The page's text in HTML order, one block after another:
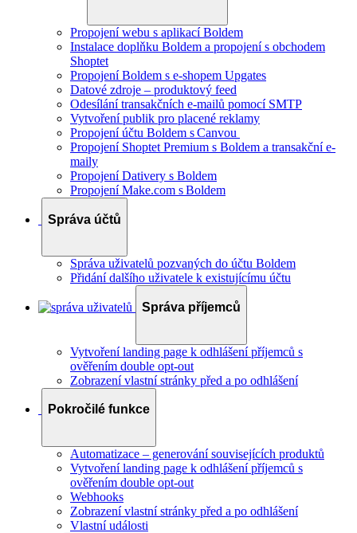
Propojení webu s aplikací Boldem
Instalace doplňku Boldem a propojení s obchodem
Shoptet
Propojení Boldem s e-shopem Upgates
Datové zdroje – produktový feed
Odesílání transakčních e-mailů pomocí SMTP
Vytvoření publik pro placené reklamy
Propojení účtu Boldem s Canvou
Propojení Shoptet Premium s Boldem a transakční e-
maily
Propojení Dativery s Boldem
Propojení Make.com s Boldem
Správa účtů
Správa uživatelů pozvaných do účtu Boldem
Přidání dalšího uživatele k existujícímu účtu
Správa příjemců
Vytvoření landing page k odhlášení příjemců s
ověřením double opt-out
Zobrazení vlastní stránky před a po odhlášení
Pokročilé funkce
Automatizace – generování souvisejících produktů
Vytvoření landing page k odhlášení příjemců s
ověřením double opt-out
Webhooks
Zobrazení vlastní stránky před a po odhlášení
Vlastní události